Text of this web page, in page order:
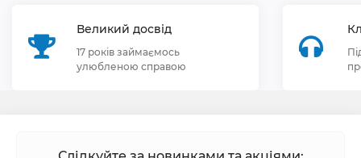
Великий досвід
17 років займаємось
улюбленою справою